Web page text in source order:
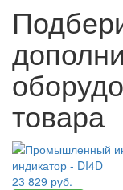
товара
индикатор - DI4D
23 829 руб.